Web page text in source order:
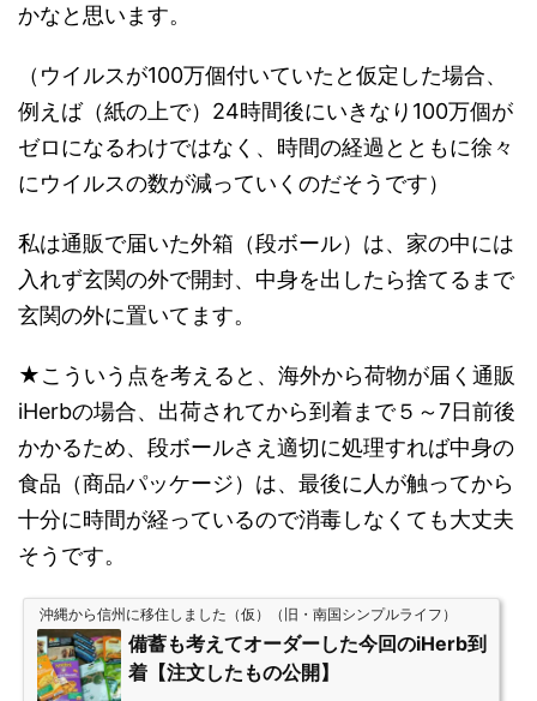
かなと思います。
（ウイルスが100万個付いていたと仮定した場合、
例えば（紙の上で）24時間後にいきなり100万個が
ゼロになるわけではなく、時間の経過とともに徐々
にウイルスの数が減っていくのだそうです）
私は通販で届いた外箱（段ボール）は、家の中には
入れず玄関の外で開封、中身を出したら捨てるまで
玄関の外に置いてます。
★こういう点を考えると、海外から荷物が届く通販
iHerbの場合、出荷されてから到着まで５～7日前後
かかるため、段ボールさえ適切に処理すれば中身の
食品（商品パッケージ）は、最後に人が触ってから
十分に時間が経っているので消毒しなくても大丈夫
そうです。
沖縄から信州に移住しました（仮）（旧・南国シンプルライフ）
備蓄も考えてオーダーした今回のiHerb到
着【注文したもの公開】